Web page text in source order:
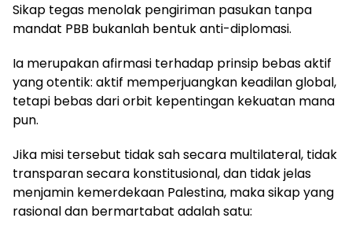
Sikap tegas menolak pengiriman pasukan tanpa
mandat PBB bukanlah bentuk anti-diplomasi.
Ia merupakan afirmasi terhadap prinsip bebas aktif
yang otentik: aktif memperjuangkan keadilan global,
tetapi bebas dari orbit kepentingan kekuatan mana
pun.
Jika misi tersebut tidak sah secara multilateral, tidak
transparan secara konstitusional, dan tidak jelas
menjamin kemerdekaan Palestina, maka sikap yang
rasional dan bermartabat adalah satu: